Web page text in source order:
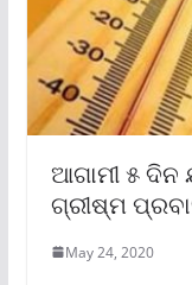
ଆଗାମୀ ୫
ଗ୍ରୀଷ୍ମ
May 24, 2020